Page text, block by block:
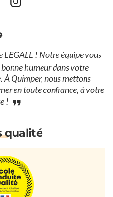
LEGALL ! Notre équipe vous
humeur dans votre
À Quimper, nous mettons
en toute confiance, à votre
!
qualité